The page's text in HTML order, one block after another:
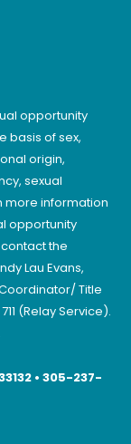
opportunity
basis of sex,
origin,
sexual
more information
opportunity
the
Lau Evans,
Title
(Relay Service).
• 305-237-